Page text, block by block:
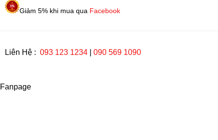
Giảm 5% khi mua qua Facebook
Liên Hệ : 093 123 1234 090 569 1090
Fanpage